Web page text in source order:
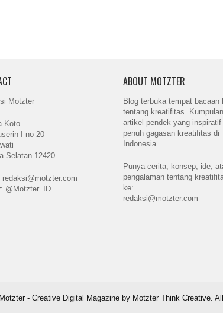
Motzter
Koto
I no 20
Selatan 12420
redaksi@motzter.com
@Motzter_ID
ABOUT MOTZTER
Blog terbuka tempat bacaan
tentang kreatifitas.
artikel pendek yang inspiratif
penuh gagasan kreatifitas di
Indonesia.
Punya cerita, konsep, ide,
pengalaman tentang
ke:
redaksi@motzter.com
- Creative Digital Magazine by Motzter Think Creative.